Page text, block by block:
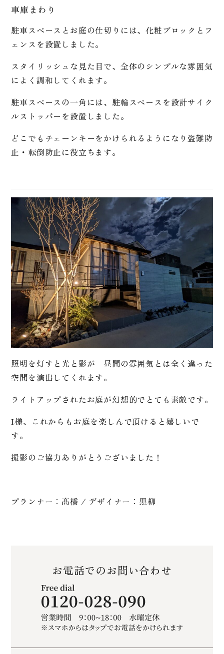
車庫まわり
駐車スペースとお庭の仕切りには、化粧ブロックとフ
ェンスを設置しました。
スタイリッシュな見た目で、全体のシンプルな雰囲気
によく調和してくれます。
駐車スペースの一角には、駐輪スペースを設計サイク
ルストッパーを設置しました。
どこでもチェーンキーをかけられるようになり盗難防
止・転倒防止に役立ちます。
照明を灯すと光と影が 昼間の雰囲気とは全く違った
空間を演出してくれます。
ライトアップされたお庭が幻想的でとても素敵です。
I様、これからもお庭を楽しんで頂けると嬉しいで
す。
撮影のご協力ありがとうございました！
プランナー：髙橋 / デザイナー：黒柳
お電話でのお問い合わせ